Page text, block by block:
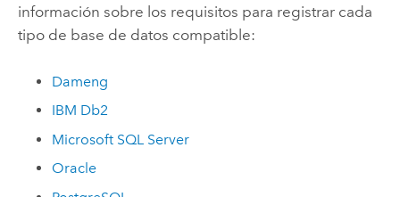
información sobre los requisitos para registrar cada
tipo de base de datos compatible:
Dameng
IBM Db2
Microsoft SQL Server
Oracle